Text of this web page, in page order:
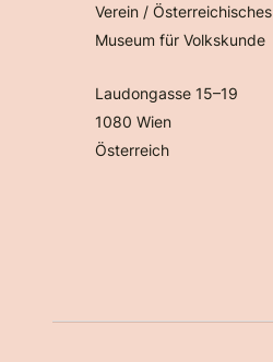
Verein / Österreichisches
Museum für Volkskunde
Laudongasse 15–19
1080 Wien
Österreich